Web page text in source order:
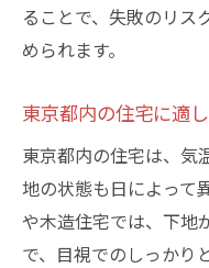
ることで、失敗のリス
められます。
東京都内の住宅に適
東京都内の住宅は、気
地の状態も日によって
や木造住宅では、下地
で、目視でのしっかり